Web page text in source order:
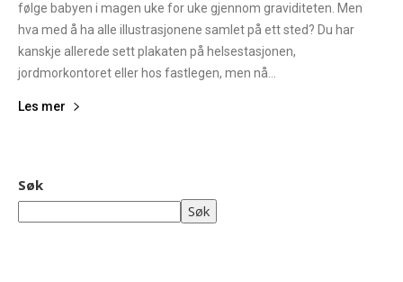
følge babyen i magen uke for uke gjennom graviditeten. Men
hva med å ha alle illustrasjonene samlet på ett sted? Du har
kanskje allerede sett plakaten på helsestasjonen,
jordmorkontoret eller hos fastlegen, men nå...
Les mer
Søk
Søk